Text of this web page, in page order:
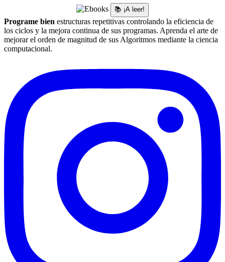
📚 ¡A leer!
Programe bien estructuras repetitivas controlando la eficiencia de
los ciclos y la mejora continua de sus programas. Aprenda el arte de
mejorar el orden de magnitud de sus Algoritmos mediante la ciencia
computacional.